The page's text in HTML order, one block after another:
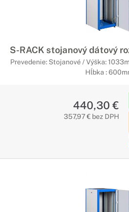
S-RACK stojanový dátový
Prevedenie: Stojanové / Výška:
Hĺbka :
440,30 €
357,97 € bez DPH